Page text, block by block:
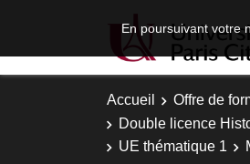
En poursuivant votre
Accueil Offre de
Double licence
UE thématique 1